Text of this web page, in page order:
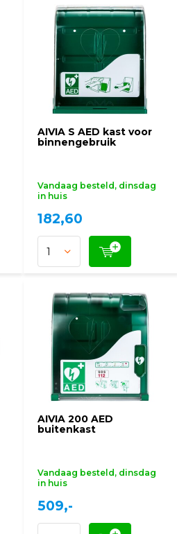
AIVIA S AED kast voor
binnengebruik
Vandaag besteld, dinsdag
in huis
182,60
AIVIA 200 AED
buitenkast
Vandaag besteld, dinsdag
in huis
509,-